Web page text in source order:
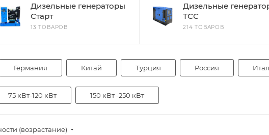
Дизельные генераторы
Старт
13 ТОВАРОВ
Дизельные
ТСС
214 ТОВАРОВ
Германия Китай Турция Россия
75 кВт-120 кВт 150 кВт -250 кВт
(возрастание)